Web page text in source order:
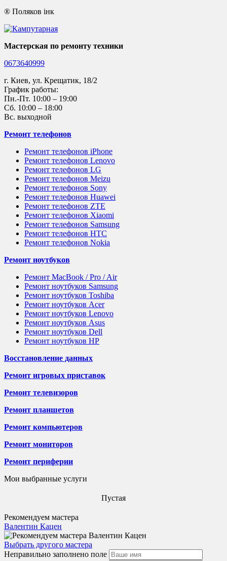
® Поляков інк
Мастерская по ремонту техники
0673640999
г. Киев, ул. Крещатик, 18/2
График работы:
Пн.-Пт. 10:00 – 19:00
Сб. 10:00 – 18:00
Вс. выходной
Ремонт телефонов
Ремонт телефонов iPhone
Ремонт телефонов Lenovo
Ремонт телефонов LG
Ремонт телефонов Meizu
Ремонт телефонов Sony
Ремонт телефонов Huawei
Ремонт телефонов ZTE
Ремонт телефонов Xiaomi
Ремонт телефонов Samsung
Ремонт телефонов HTC
Ремонт телефонов Nokia
Ремонт ноутбуков
Ремонт MacBook / Pro / Air
Ремонт ноутбуков Samsung
Ремонт ноутбуков Toshiba
Ремонт ноутбуков Acer
Ремонт ноутбуков Lenovo
Ремонт ноутбуков Asus
Ремонт ноутбуков Dell
Ремонт ноутбуков HP
Восстановление данных
Ремонт игровых приставок
Ремонт телевизоров
Ремонт планшетов
Ремонт компьютеров
Ремонт мониторов
Ремонт периферии
Мои выбранные услуги
Пустая
Рекомендуем мастера
Валентин Кацен
Выбрать другого мастера
Неправильно заполнено поле